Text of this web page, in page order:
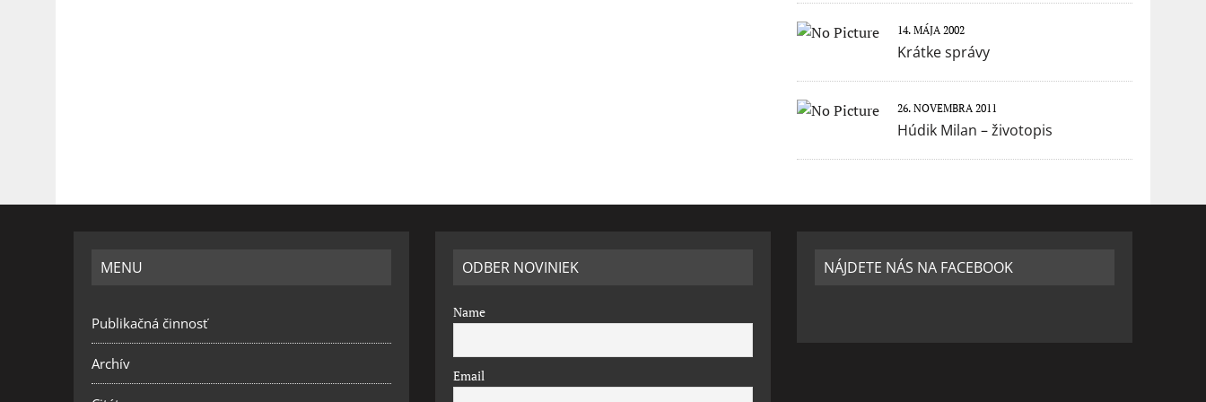
14. MÁJA 2002
Krátke správy
26. NOVEMBRA 2011
Húdik Milan – životopis
MENU
Publikačná činnosť
Archív
ODBER NOVINIEK
Name
Email
NÁJDETE NÁS NA FACEBOOK